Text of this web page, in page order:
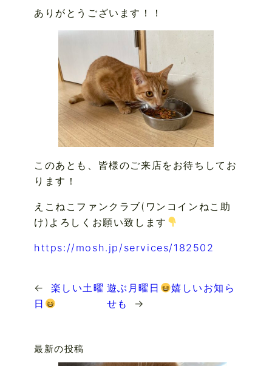
ありがとうございます！！
このあとも、皆様のご来店をお待ちしてお
ります！
えこねこファンクラブ(ワンコインねこ助
け)よろしくお願い致します
https://mosh.jp/services/182502
←
楽しい土曜
日
遊ぶ月曜日
嬉しいお知ら
せも
→
最新の投稿